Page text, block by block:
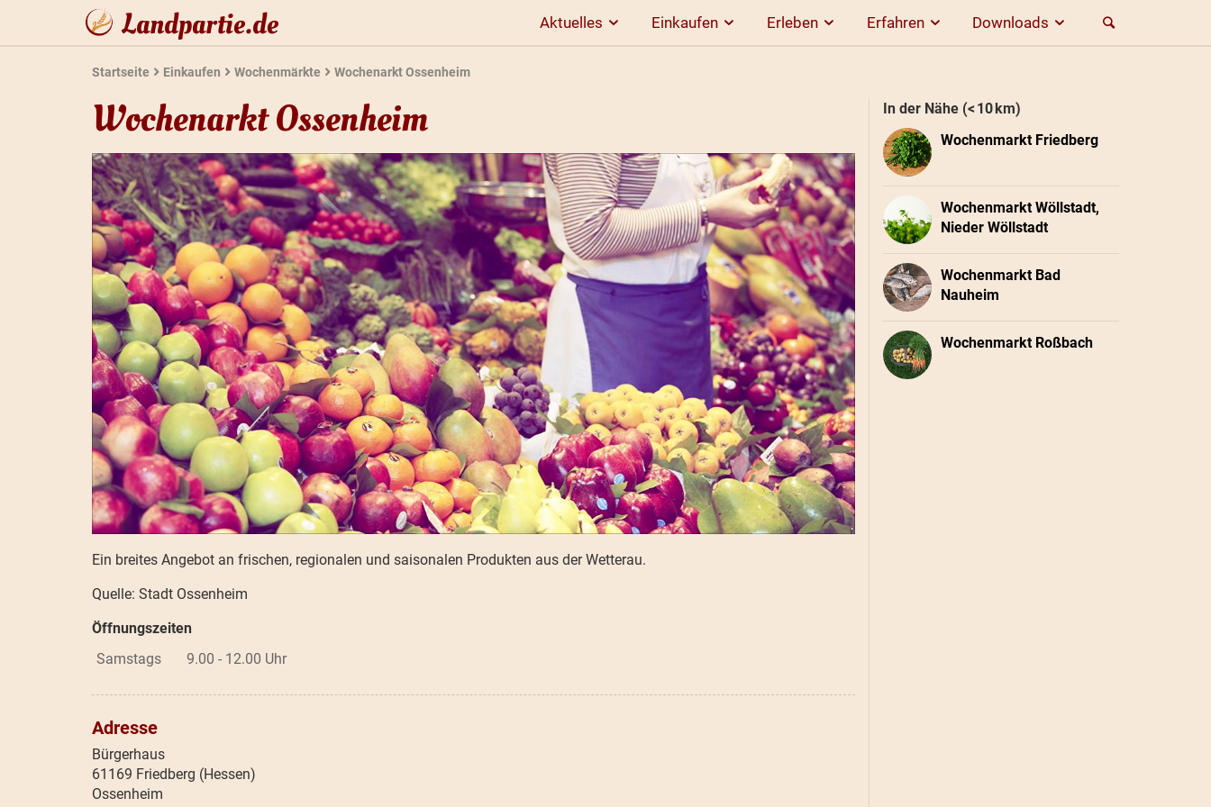
Landpartie.de Aktuelles Einkaufen Erleben Erfahren Downloads
Startseite Einkaufen Wochenmärkte Wochenarkt Ossenheim
Wochenarkt Ossenheim
Ein breites Angebot an frischen, regionalen und saisonalen Produkten aus der Wetterau.
Quelle: Stadt Ossenheim
Öffnungszeiten
Samstags
9.00 - 12.00 Uhr
Adresse
Bürgerhaus
61169 Friedberg (Hessen)
Ossenheim
In der Nähe (< 10 km)
Wochenmarkt Friedberg
Wochenmarkt Wöllstadt,
Nieder Wöllstadt
Wochenmarkt Bad
Nauheim
Wochenmarkt Roßbach